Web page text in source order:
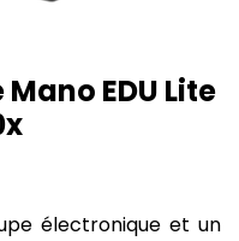
EDU Lite
électronique et un